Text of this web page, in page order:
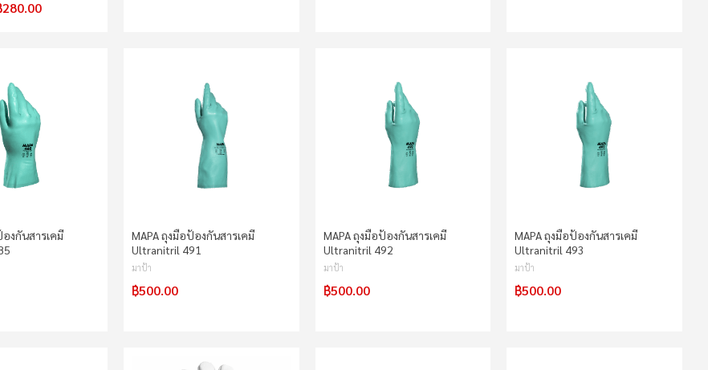
280.00
องกันสารเคมี
MAPA ถุงมือป้องกันสารเคมี
Ultranitril 491
มาป้า
฿500.00
MAPA ถุงมือป้องกันสารเคมี
Ultranitril 492
มาป้า
฿500.00
MAPA ถุงมือป้องกันสารเคมี
Ultranitril 493
มาป้า
฿500.00